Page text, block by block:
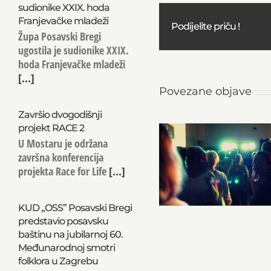
Podijelite priču !
Povezane objave
sudionike XXIX. hoda
Franjevačke mladeži
Župa Posavski Bregi
ugostila je sudionike XXIX.
hoda Franjevačke mladeži
[...]
Završio dvogodišnji
projekt RACE 2
U Mostaru je održana
završna konferencija
projekta Race for Life[...]
KUD „OSS” Posavski Bregi
predstavio posavsku
baštinu na jubilarnoj 60.
Međunarodnoj smotri
folklora u Zagrebu